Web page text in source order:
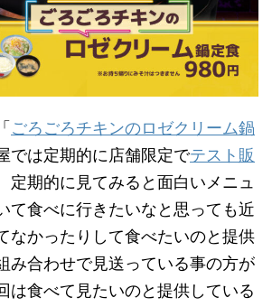
ごろごろチキンのロゼクリーム鍋
では定期的に店舗限定でテスト販
定期的に見てみると面白いメニュ
て食べに行きたいなと思っても近
なかったりして食べたいのと提供
み合わせで見送っている事の方が
は食べて見たいのと提供している